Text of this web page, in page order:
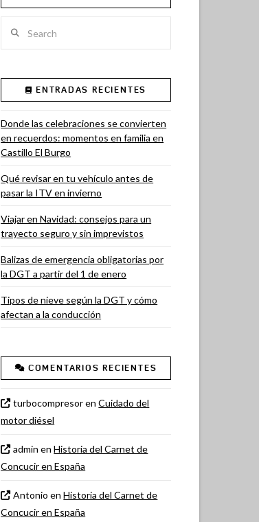
ENTRADAS RECIENTES
Donde las celebraciones se convierten
en recuerdos: momentos en familia en
Castillo El Burgo
Qué revisar en tu vehículo antes de
pasar la ITV en invierno
Viajar en Navidad: consejos para un
trayecto seguro y sin imprevistos
Balizas de emergencia obligatorias por
la DGT a partir del 1 de enero
Tipos de nieve según la DGT y cómo
afectan a la conducción
COMENTARIOS RECIENTES
turbocompresorenCuidado del
motor diésel
admin enHistoria del Carnet de
Concucir en España
Antonio enHistoria del Carnet de
Concucir en España